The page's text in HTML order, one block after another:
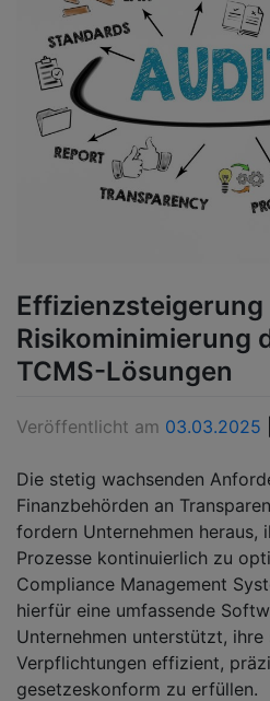
Effizienzsteigerung
Risikominimierung
TCMS-Lösungen
Veröffentlicht am 03.03.2025
Die stetig wachsenden
Finanzbehörden an
fordern Unternehmen heraus,
Prozesse kontinuierlich zu
Compliance Management
hierfür eine umfassende
Unternehmen unterstützt, ihre
Verpflichtungen effizient,
gesetzeskonform zu erfüllen.